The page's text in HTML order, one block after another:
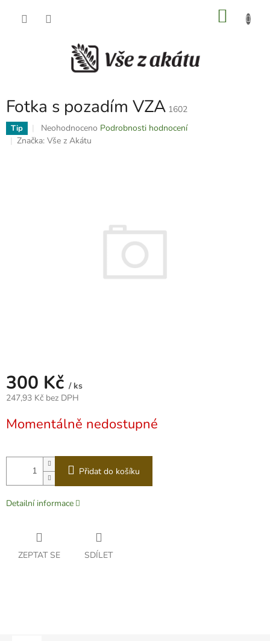
Fotka s pozadím VZA 1602
Tip
Průměrné
hodnocení
Neohodnoceno Podrobnosti hodnocení
Značka: Vše z Akátu
300 Kč / ks
247,93 Kč bez DPH
cena:
Momentálně nedostupné
Přidat do košíku
Detailní informace
ZEPTAT SE SDÍLET